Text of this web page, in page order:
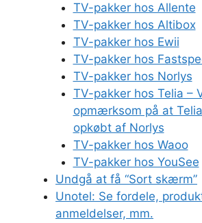
TV-pakker hos Allente
TV-pakker hos Altibox
TV-pakker hos Ewii
TV-pakker hos
TV-pakker hos Norlys
TV-pakker hos Telia –
opmærksom på at
opkøbt af Norlys
TV-pakker hos Waoo
TV-pakker hos YouSee
Undgå at få “Sort skærm”
Unotel: Se fordele,
anmeldelser, mm.